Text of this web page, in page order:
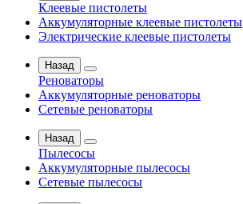
Клеевые пистолеты
Аккумуляторные клеевые пистолеты
Электрические клеевые пистолеты
Назад
Реноваторы
Аккумуляторные реноваторы
Сетевые реноваторы
Назад
Пылесосы
Аккумуляторные пылесосы
Сетевые пылесосы